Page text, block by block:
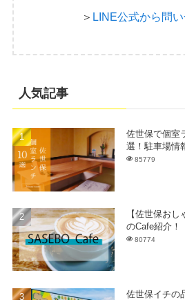
＞ LINE公式から問
人気記事
佐世保で個室
選！駐車場情
85779
【佐世保お
のCafe紹介！
80774
佐世保イチの